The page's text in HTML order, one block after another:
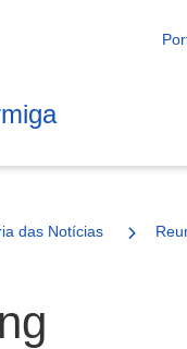
das Notícias